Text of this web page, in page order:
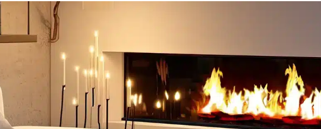
Encastrable
Découvrir
Murale
Découvrir